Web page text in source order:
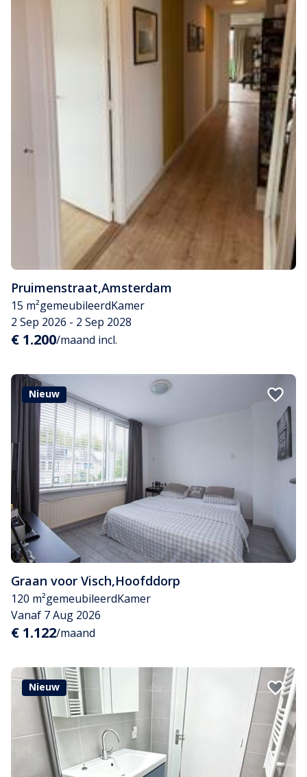
Pruimenstraat,Amsterdam
15 m²gemeubileerdKamer
2 Sep 2026 - 2 Sep 2028
€ 1.200/maand incl.
Nieuw
Graan voor Visch,Hoofddorp
120 m²gemeubileerdKamer
Vanaf 7 Aug 2026
€ 1.122/maand
Nieuw